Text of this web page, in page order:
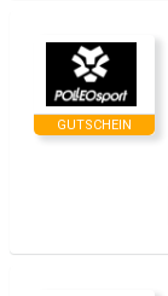
GUTSCHEIN